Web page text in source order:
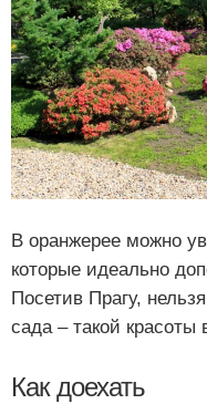
В оранжерее можно
которые идеально
Посетив Прагу,
сада – такой
Как доехать